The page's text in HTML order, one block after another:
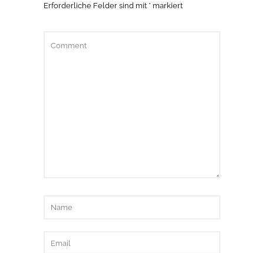
Erforderliche Felder sind mit * markiert